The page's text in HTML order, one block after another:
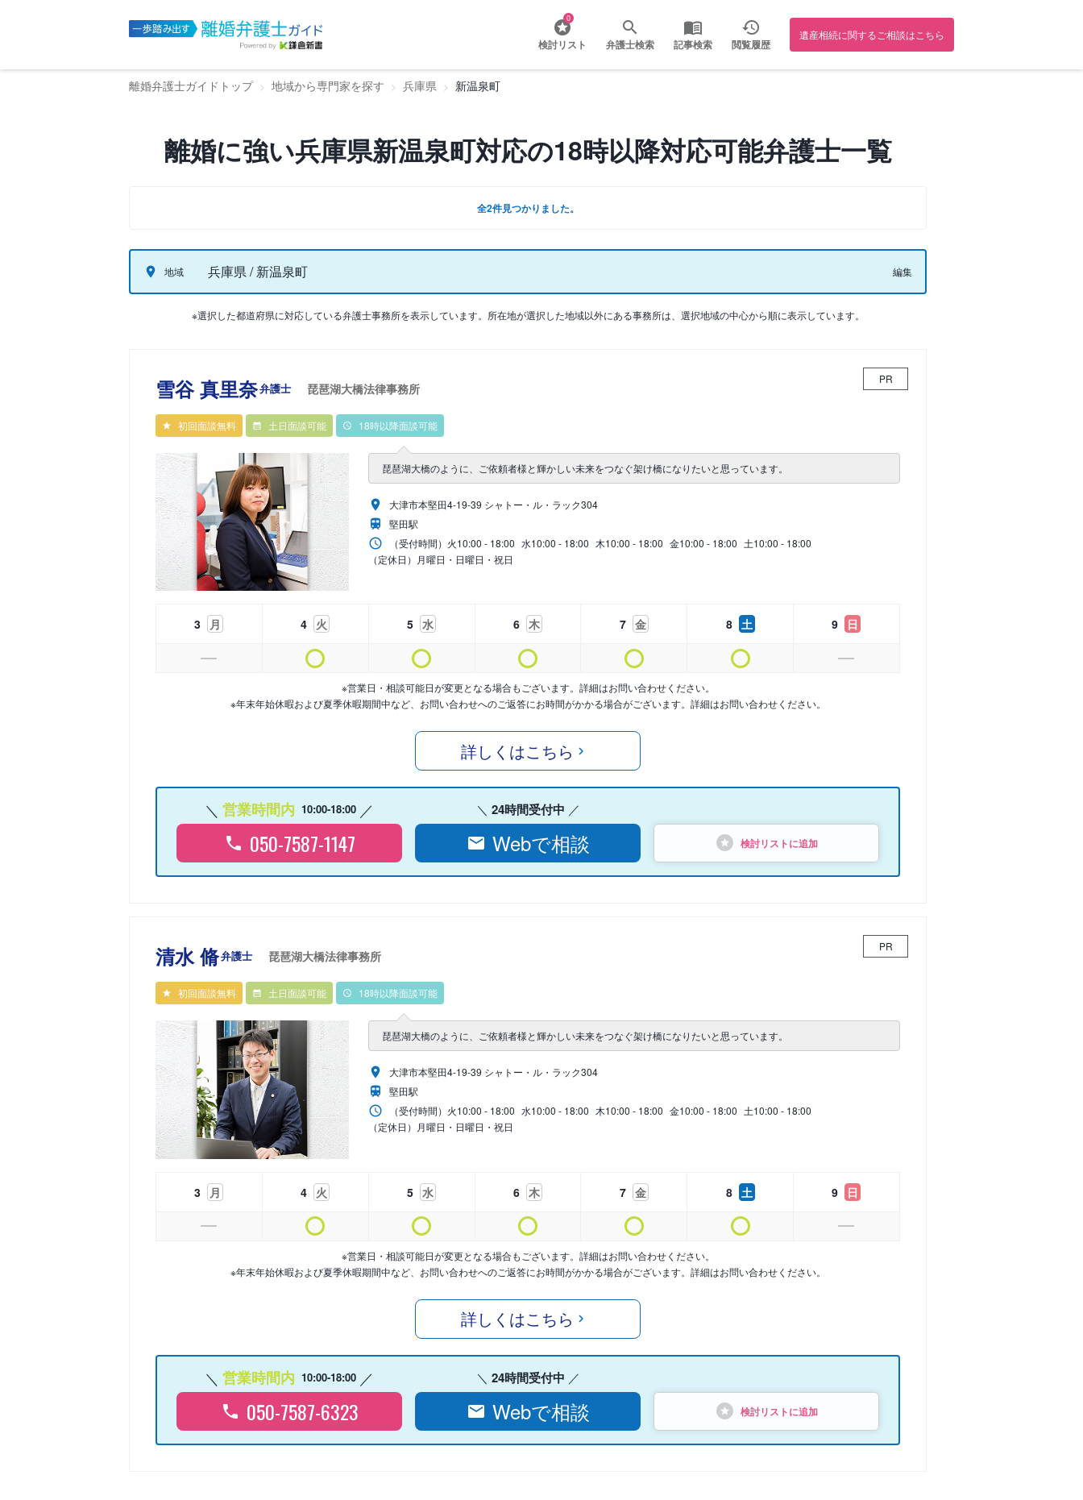
0
検討リスト 弁護士検索 記事検索 閲覧履歴
遺産相続に関するご相談はこちら
離婚弁護士ガイドトップ 地域から専門家を探す 兵庫県 新温泉町
離婚に強い兵庫県新温泉町対応の18時以降対応可能弁護士一覧
全2件見つかりました。
地域 兵庫県 / 新温泉町 編集
※選択した都道府県に対応している弁護士事務所を表示しています。所在地が選択した地域以外にある事務所は、選択地域の中心から順に表示しています。
雪谷 真里奈弁護士 琵琶湖大橋法律事務所
PR
初回面談無料 土日面談可能 18時以降面談可能
琵琶湖大橋のように、ご依頼者様と輝かしい未来をつなぐ架け橋になりたいと思っています。
大津市本堅田4-19-39 シャトー・ル・ラック304
堅田駅
（受付時間） 火10:00 - 18:00 水10:00 - 18:00 木10:00 - 18:00 金10:00 - 18:00 土10:00 - 18:00
（定休日）月曜日・日曜日・祝日
3 月 4 火 5 水 6 木 7 金 8 土 9 日
※営業日・相談可能日が変更となる場合もございます。詳細はお問い合わせください。
※年末年始休暇および夏季休暇期間中など、お問い合わせへのご返答にお時間がかかる場合がございます。詳細はお問い合わせください。
詳しくはこちら
営業時間内 10:00-18:00
050-7587-1147
24時間受付中
Webで相談 検討リストに追加
清水 脩弁護士 琵琶湖大橋法律事務所
PR
初回面談無料 土日面談可能 18時以降面談可能
琵琶湖大橋のように、ご依頼者様と輝かしい未来をつなぐ架け橋になりたいと思っています。
大津市本堅田4-19-39 シャトー・ル・ラック304
堅田駅
（受付時間） 火10:00 - 18:00 水10:00 - 18:00 木10:00 - 18:00 金10:00 - 18:00 土10:00 - 18:00
（定休日）月曜日・日曜日・祝日
3 月 4 火 5 水 6 木 7 金 8 土 9 日
※営業日・相談可能日が変更となる場合もございます。詳細はお問い合わせください。
※年末年始休暇および夏季休暇期間中など、お問い合わせへのご返答にお時間がかかる場合がございます。詳細はお問い合わせください。
詳しくはこちら
営業時間内 10:00-18:00
050-7587-6323
24時間受付中
Webで相談 検討リストに追加